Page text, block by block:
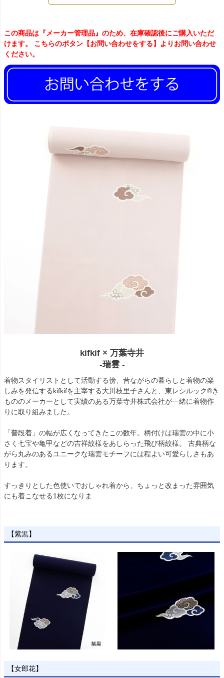
この商品は『メーカー管理品』のため、在庫確認後にご購入いただ
けます。 こちらのボタン【お問い合わせをする】よりお問い合わせ
ください。
kifkif × 万葉寺井
-瑞雲 -
着物スタイリストとして活動する傍、昔ながらの暮らしと着物の楽
しみを発信するkifkifを主宰する大川枝里子さんと、東レシルック®き
もののメーカーとして実績のある万葉寺井株式会社が一緒に着物作
りに取り組みました。
「普段着」の幅が広くなってきたこの数年。柄付けは瑞雲の中に小
さく七宝や亀甲などの吉祥紋様をあしらった飛び柄紋様。 古典柄な
がら丸みのあるユニークな瑞雲モチーフには程よい可愛らしさもあ
ります。
すっきりとした色使いでおしゃれ着から、ちょっと改まった雰囲気
にも着こなせる1枚になりま
【紫黒】
【女郎花】